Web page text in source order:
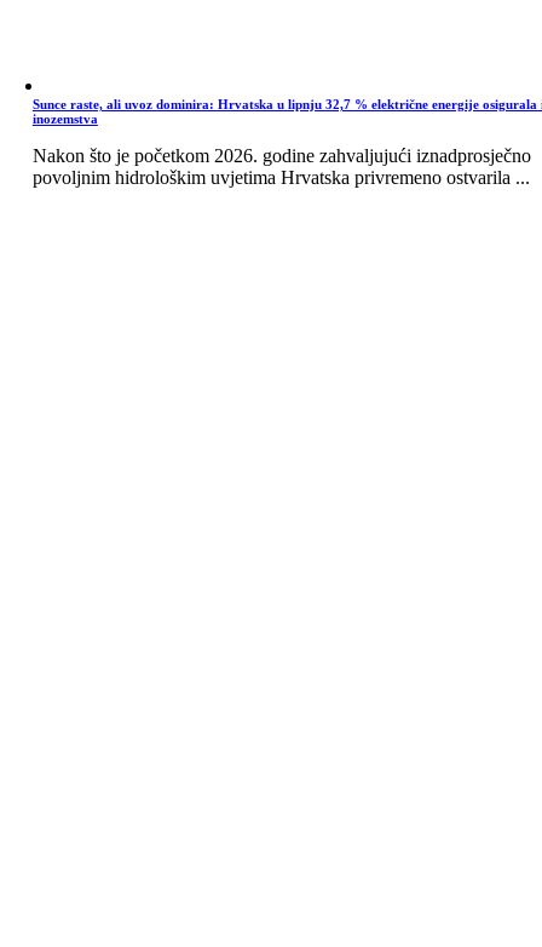
Sunce raste, ali uvoz dominira: Hrvatska u lipnju 32,7 % električne energije osigurala
inozemstva
Nakon što je početkom 2026. godine zahvaljujući iznadprosječno
povoljnim hidrološkim uvjetima Hrvatska privremeno ostvarila ...